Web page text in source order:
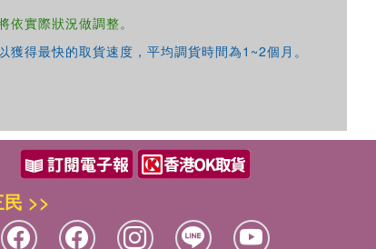
實際狀況做調整。
得最快的取貨速度，平均調貨時間為1~2個月。
>>